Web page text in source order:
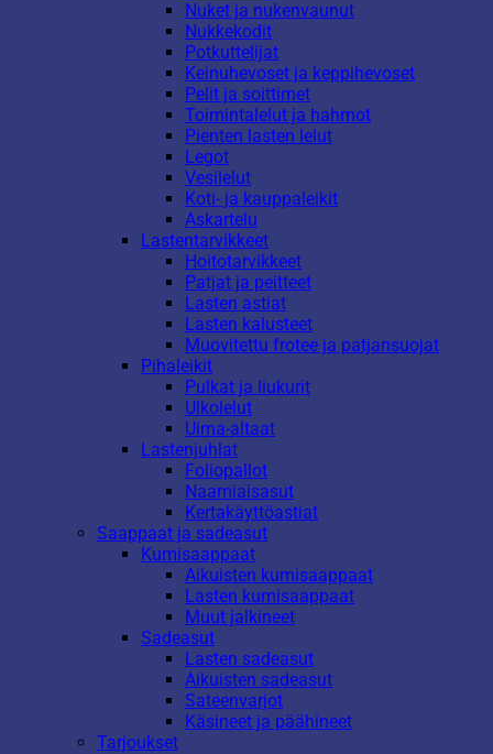
Nuket ja nukenvaunut
Nukkekodit
Potkuttelijat
Keinuhevoset ja keppihevoset
Pelit ja soittimet
Toimintalelut ja hahmot
Pienten lasten lelut
Legot
Vesilelut
Koti- ja kauppaleikit
Askartelu
Lastentarvikkeet
Hoitotarvikkeet
Patjat ja peitteet
Lasten astiat
Lasten kalusteet
Muovitettu frotee ja patjansuojat
Pihaleikit
Pulkat ja liukurit
Ulkolelut
Uima-altaat
Lastenjuhlat
Foliopallot
Naamiaisasut
Kertakäyttöastiat
Saappaat ja sadeasut
Kumisaappaat
Aikuisten kumisaappaat
Lasten kumisaappaat
Muut jalkineet
Sadeasut
Lasten sadeasut
Aikuisten sadeasut
Sateenvarjot
Käsineet ja päähineet
Tarjoukset